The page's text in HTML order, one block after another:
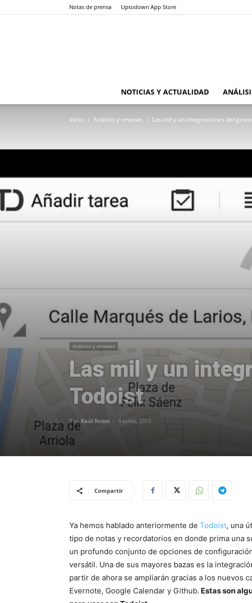
Notas de prensa Uptodown App Store
NOTICIAS Y ACTUALIDAD
Inicio Análisis y reviews Las mil y un integraciones del
Análisis y reviews
Las mil y un
Todoist
Por Raúl Rosso - 4 junio, 2015
Compartir
Ya hemos hablado anteriormente de Todoist, una
tipo de notas y recordatorios en donde prima una
un profundo conjunto de opciones de
versátil. Una de sus mayores bazas es la
partir de ahora se ampliarán gracias a los nuevos
Evernote, Google Calendar y Github. Estas son